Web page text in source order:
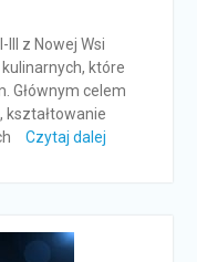
z Nowej Wsi
które
Głównym celem
kształtowanie
Czytaj dalej